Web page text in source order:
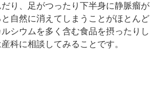
り、足がつったり下半身に静脈瘤が
自然に消えてしまうことがほとんど
シウムを多く含む食品を摂ったりし
科に相談してみることです。